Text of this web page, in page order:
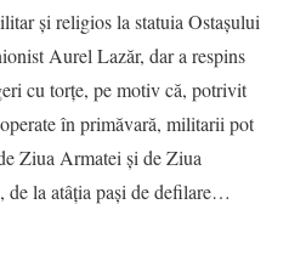
şi religios la statuia Ostaşului
Aurel Lazăr, dar a respins
cu torţe, pe motiv că, potrivit
în primăvară, militarii pot
Ziua Armatei şi de Ziua
la atâţia paşi de defilare…